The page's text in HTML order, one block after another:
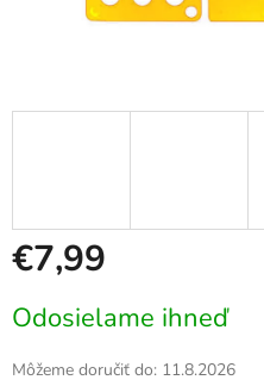
€7,99
cena:
Odosielame ihneď
Môžeme doručiť do: 11.8.2026